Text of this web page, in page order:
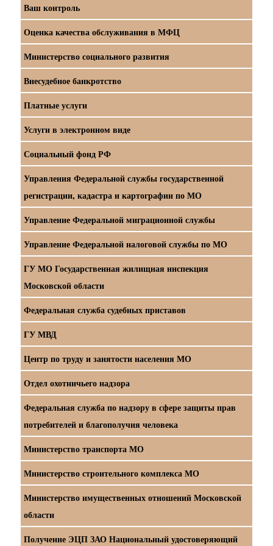
Ваш контроль
Оценка качества обслуживания в МФЦ
Министерство социального развития
Внесудебное банкротство
Платные услуги
Услуги в электронном виде
Социальный фонд РФ
Управления Федеральной службы государственной
регистрации, кадастра и картографии по МО
Управление Федеральной миграционной службы
Управление Федеральной налоговой службы по МО
ГУ МО Государственная жилищная инспекция
Московской области
Федеральная служба судебных приставов
ГУ МВД
Центр по труду и занятости населения МО
Отдел охотничьего надзора
Федеральная служба по надзору в сфере защиты прав
потребителей и благополучия человека
Министерство транспорта МО
Министерство строительного комплекса МО
Министерство имущественных отношений Московской
области
Получение ЭЦП ЗАО Национальный удостоверяющий